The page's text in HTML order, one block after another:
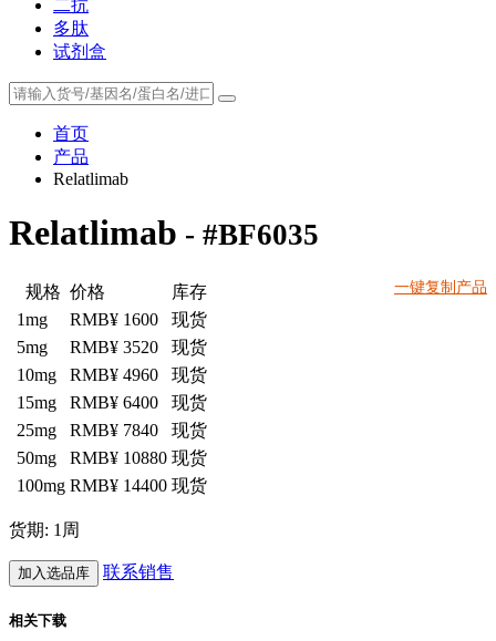
二抗
多肽
试剂盒
首页
产品
Relatlimab
Relatlimab - #BF6035
一键复制产品
规格 价格
库存
1mg
RMB¥ 1600
现货
5mg
RMB¥ 3520
现货
10mg
RMB¥ 4960
现货
15mg
RMB¥ 6400
现货
25mg
RMB¥ 7840
现货
50mg
RMB¥ 10880 现货
100mg RMB¥ 14400 现货
货期: 1周
加入选品库 联系销售
相关下载